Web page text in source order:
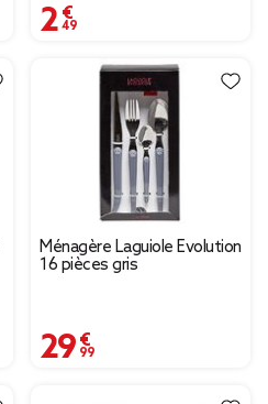
2,49 €
Ménagère Laguiole Evolution
16 pièces gris
29,99 €